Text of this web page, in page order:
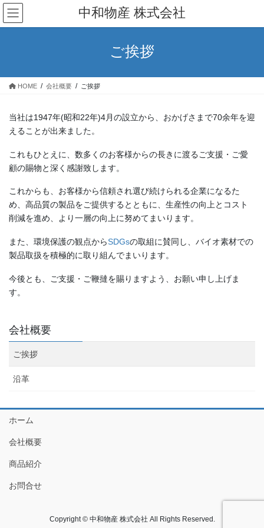
コ
ン
テ
ス
ナ
ビ
ゲ
ン
中和物産 株式会社
ご挨拶
HOME 会社概要 ご挨拶
当社は1947年(昭和22年)4月の設立から、おかげさまで70余年を迎
えることが出来ました。
これもひとえに、数多くのお客様からの長きに渡るご支援・ご愛
顧の賜物と深く感謝致します。
これからも、お客様から信頼され選び続けられる企業になるた
め、高品質の製品をご提供するとともに、生産性の向上とコスト
削減を進め、より一層の向上に努めてまいります。
また、環境保護の観点からSDGsの取組に賛同し、バイオ素材での
製品取扱を積極的に取り組んでまいります。
今後とも、ご支援・ご鞭撻を賜りますよう、お願い申し上げま
す。
会社概要
ご挨拶
沿革
ホーム
会社概要
商品紹介
お問合せ
Copyright © 中和物産 株式会社 All Rights Reserved.